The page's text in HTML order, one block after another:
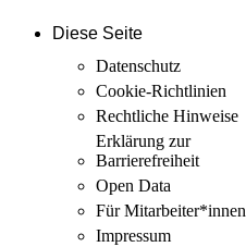
Diese Seite
Datenschutz
Cookie-Richtlinien
Rechtliche Hinweise
Erklärung zur
Barrierefreiheit
Open Data
Für Mitarbeiter­*innen
Impressum